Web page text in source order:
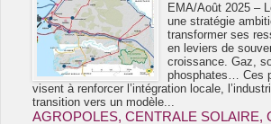
EMA/Août 2025 –
une stratégie
transformer ses
en leviers de
croissance. Gaz,
phosphates… Ces
visent à renforcer l’intégration locale,
transition vers un modèle...
AGROPOLES, CENTRALE SOLAIRE,